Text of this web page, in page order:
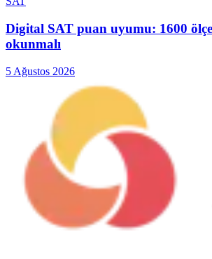
Digital SAT puan uyumu: 1600
okunmalı
5 Ağustos 2026